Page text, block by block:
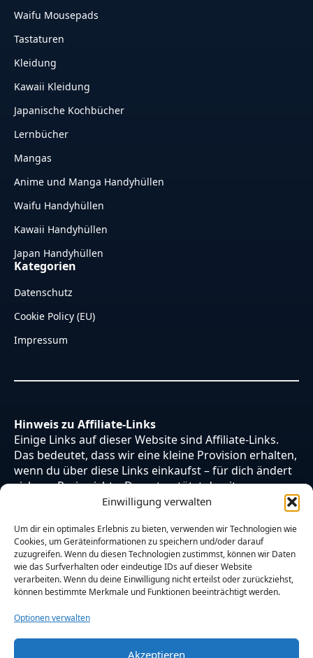
Einwilligung verwalten
Um dir ein optimales Erlebnis zu bieten, verwenden wir Technologien wie
Cookies, um Geräteinformationen zu speichern und/oder darauf
zuzugreifen. Wenn du diesen Technologien zustimmst, können wir Daten
wie das Surfverhalten oder eindeutige IDs auf dieser Website
verarbeiten. Wenn du deine Einwilligung nicht erteilst oder zurückziehst,
können bestimmte Merkmale und Funktionen beeinträchtigt werden.
Optionen verwalten
Akzeptieren
Waifu Mousepads
Tastaturen
Kleidung
Kawaii Kleidung
Japanische Kochbücher
Lernbücher
Mangas
Anime und Manga Handyhüllen
Waifu Handyhüllen
Kawaii Handyhüllen
Japan Handyhüllen
Kategorien
Datenschutz
Cookie Policy (EU)
Impressum
Hinweis zu Affiliate-Links
Einige Links auf dieser Website sind Affiliate-Links.
Das bedeutet, dass wir eine kleine Provision erhalten,
wenn du über diese Links einkaufst – für dich ändert
sich am Preis nichts. Du unterstützt damit unsere
Arbeit. Vielen Dank dafür!